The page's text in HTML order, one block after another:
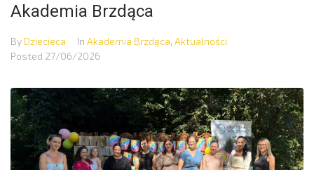
Akademia Brzdąca
By Dziecieca In Akademia Brzdąca, Aktualności
Posted 27/06/2026